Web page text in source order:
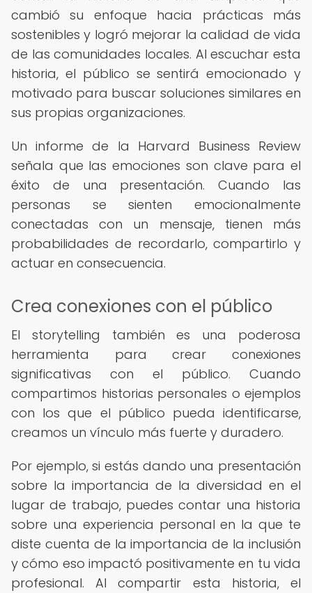
cambió su enfoque hacia prácticas más
sostenibles y logró mejorar la calidad de vida
de las comunidades locales. Al escuchar esta
historia, el público se sentirá emocionado y
motivado para buscar soluciones similares en
sus propias organizaciones.
Un informe de la Harvard Business Review
señala que las emociones son clave para el
éxito de una presentación. Cuando las
personas se sienten emocionalmente
conectadas con un mensaje, tienen más
probabilidades de recordarlo, compartirlo y
actuar en consecuencia.
Crea conexiones con el público
El storytelling también es una poderosa
herramienta para crear conexiones
significativas con el público. Cuando
compartimos historias personales o ejemplos
con los que el público pueda identificarse,
creamos un vínculo más fuerte y duradero.
Por ejemplo, si estás dando una presentación
sobre la importancia de la diversidad en el
lugar de trabajo, puedes contar una historia
sobre una experiencia personal en la que te
diste cuenta de la importancia de la inclusión
y cómo eso impactó positivamente en tu vida
profesional. Al compartir esta historia, el